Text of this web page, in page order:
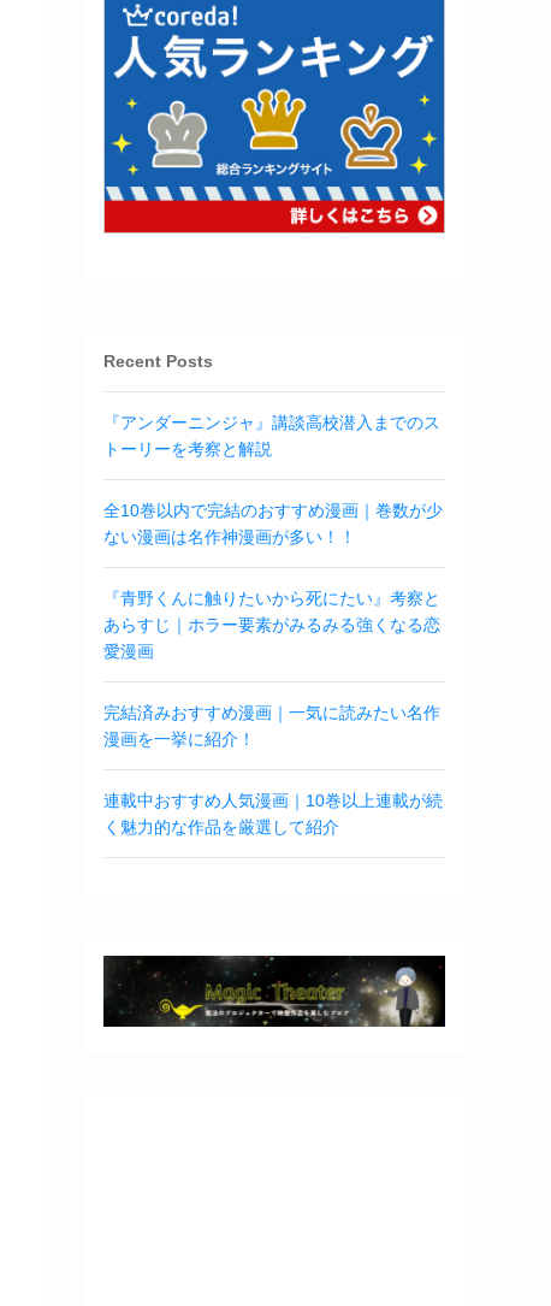
Recent Posts
『アンダーニンジャ』講談高校潜入までのス
トーリーを考察と解説
全10巻以内で完結のおすすめ漫画｜巻数が少
ない漫画は名作神漫画が多い！！
『青野くんに触りたいから死にたい』考察と
あらすじ｜ホラー要素がみるみる強くなる恋
愛漫画
完結済みおすすめ漫画｜一気に読みたい名作
漫画を一挙に紹介！
連載中おすすめ人気漫画｜10巻以上連載が続
く魅力的な作品を厳選して紹介